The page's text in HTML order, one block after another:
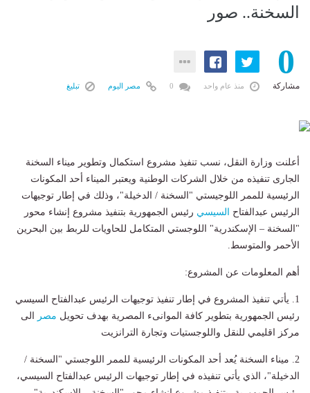
السخنة.. صور
0
مشاركة منذ عام واحد مصر اليوم تبليغ
أعلنت وزارة النقل، نسب تنفيذ مشروع استكمال وتطوير ميناء السخنة
الجارى تنفيذه من خلال الشركات الوطنية ويعتبر الميناء أحد المكونات
الرئيسية للممر اللوجيستي "السخنة / الدخيلة"، وذلك في إطار توجيهات
الرئيس عبدالفتاح
السيسي رئيس الجمهورية بتنفيذ مشروع إنشاء محور
"السخنة – الإسكندرية" اللوجستي المتكامل للحاويات للربط بين البحرين
الأحمر والمتوسط.
أهم المعلومات عن المشروع:
1. يأتي تنفيذ المشروع في إطار تنفيذ توجيهات الرئيس عبدالفتاح السيسي
رئيس الجمهورية بتطوير كافة الموانىء المصرية بهدف تحويل مصر
الى
مركز اقليمي للنقل واللوجستيات وتجارة الترانزيت
2. ميناء السخنة يُعد أحد المكونات الرئيسية للممر اللوجستي "السخنة /
الدخيلة"، الذي يأتي تنفيذه في إطار توجيهات الرئيس عبدالفتاح السيسي،